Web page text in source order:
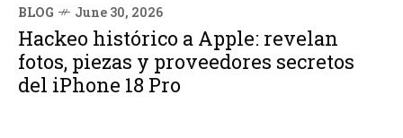
BLOG June 30, 2026
Hackeo histórico a Apple: revelan
fotos, piezas y proveedores secretos
del iPhone 18 Pro